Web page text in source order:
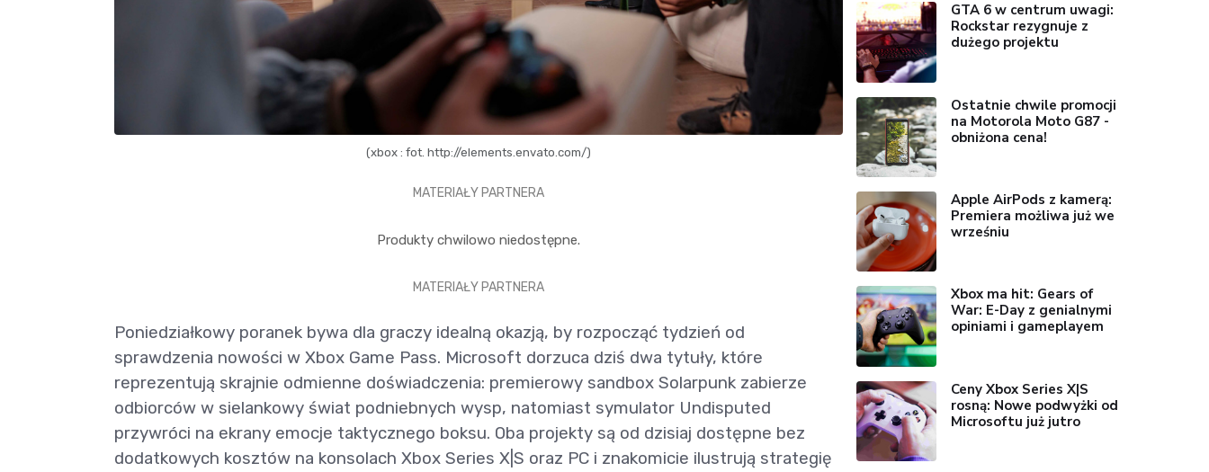
(xbox : fot. http://elements.envato.com/)
MATERIAŁY PARTNERA
Produkty chwilowo niedostępne.
MATERIAŁY PARTNERA
Poniedziałkowy poranek bywa dla graczy idealną okazją, by rozpocząć tydzień od
sprawdzenia nowości w Xbox Game Pass. Microsoft dorzuca dziś dwa tytuły, które
reprezentują skrajnie odmienne doświadczenia: premierowy sandbox Solarpunk zabierze
odbiorców w sielankowy świat podniebnych wysp, natomiast symulator Undisputed
przywróci na ekrany emocje taktycznego boksu. Oba projekty są od dzisiaj dostępne bez
dodatkowych kosztów na konsolach Xbox Series X|S oraz PC i znakomicie ilustrują strategię
GTA 6 w centrum uwagi:
Rockstar rezygnuje z
dużego projektu
Ostatnie chwile promocji
na Motorola Moto G87 -
obniżona cena!
Apple AirPods z kamerą:
Premiera możliwa już we
wrześniu
Xbox ma hit: Gears of
War: E-Day z genialnymi
opiniami i gameplayem
Ceny Xbox Series X|S
rosną: Nowe podwyżki od
Microsoftu już jutro